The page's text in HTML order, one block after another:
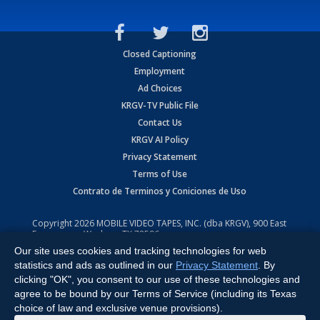
Closed Captioning
Employment
Ad Choices
KRGV-TV Public File
Contact Us
KRGV AI Policy
Privacy Statement
Terms of Use
Contrato de Terminos y Coniciones de Uso
Copyright2026 MOBILE VIDEO TAPES, INC. (dba KRGV), 900 East
Expressway, Weslaco, TX 78596.
All Rights Reserved. Powered by:Ruby Shore Software
Our site uses cookies and tracking technologies for web
statistics and ads as outlined in our Privacy Statement . By
clicking "OK", you consent to our use of these technologies and
agree to be bound by our Terms of Service (including its Texas
choice of law and exclusive venue provisions).